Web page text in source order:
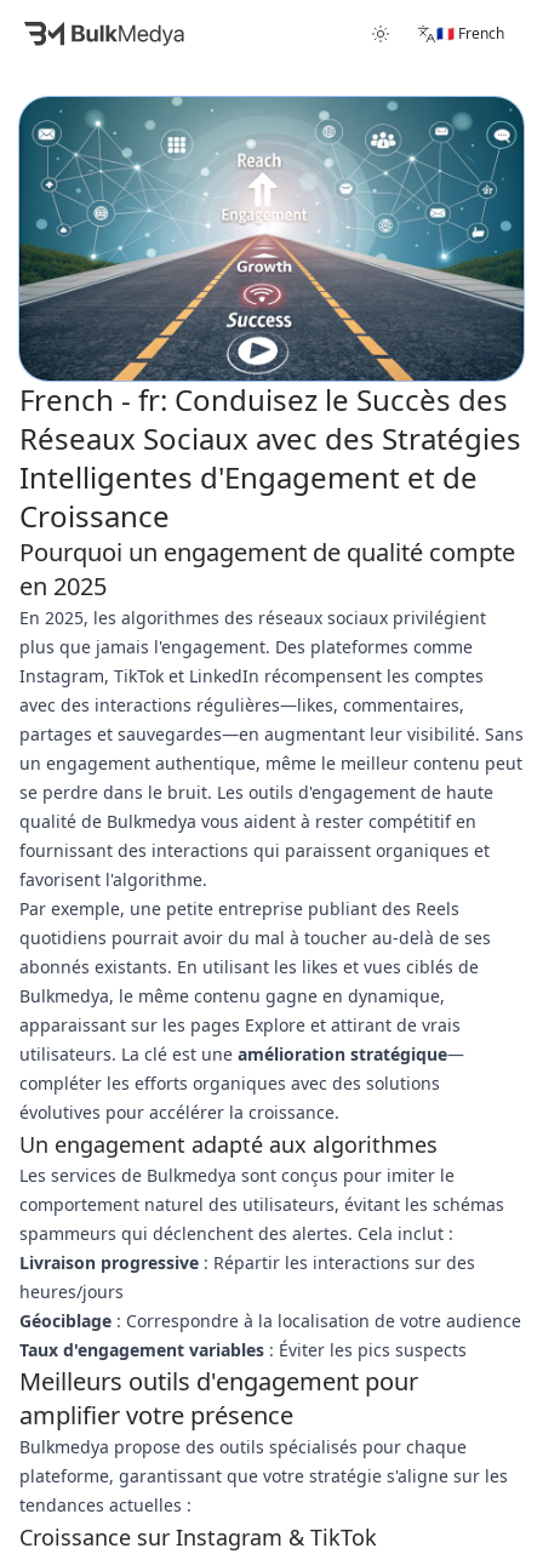
🇫🇷 French
French - fr: Conduisez le Succès des
Réseaux Sociaux avec des Stratégies
Intelligentes d'Engagement et de
Croissance
Pourquoi un engagement de qualité compte
en 2025
En 2025, les algorithmes des réseaux sociaux privilégient
plus que jamais l'engagement. Des plateformes comme
Instagram, TikTok et LinkedIn récompensent les comptes
avec des interactions régulières—likes, commentaires,
partages et sauvegardes—en augmentant leur visibilité. Sans
un engagement authentique, même le meilleur contenu peut
se perdre dans le bruit. Les outils d'engagement de haute
qualité de Bulkmedya vous aident à rester compétitif en
fournissant des interactions qui paraissent organiques et
favorisent l'algorithme.
Par exemple, une petite entreprise publiant des Reels
quotidiens pourrait avoir du mal à toucher au-delà de ses
abonnés existants. En utilisant les likes et vues ciblés de
Bulkmedya, le même contenu gagne en dynamique,
apparaissant sur les pages Explore et attirant de vrais
utilisateurs. La clé est une amélioration stratégique—
compléter les efforts organiques avec des solutions
évolutives pour accélérer la croissance.
Un engagement adapté aux algorithmes
Les services de Bulkmedya sont conçus pour imiter le
comportement naturel des utilisateurs, évitant les schémas
spammeurs qui déclenchent des alertes. Cela inclut :
Livraison progressive : Répartir les interactions sur des
heures/jours
Géociblage : Correspondre à la localisation de votre audience
Taux d'engagement variables : Éviter les pics suspects
Meilleurs outils d'engagement pour
amplifier votre présence
Bulkmedya propose des outils spécialisés pour chaque
plateforme, garantissant que votre stratégie s'aligne sur les
tendances actuelles :
Croissance sur Instagram & TikTok